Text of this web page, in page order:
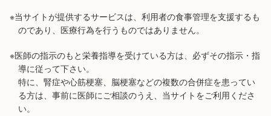
※当サイトが提供するサービスは、利用者の食事管理を支援するも
のであり、医療行為を行うものではありません。
※医師の指示のもと栄養指導を受けている方は、必ずその指示・指
導に従って下さい。
特に、腎症や心筋梗塞、脳梗塞などの複数の合併症を患ってい
る方は、事前に医師にご相談のうえ、当サイトをご利用くださ
い。